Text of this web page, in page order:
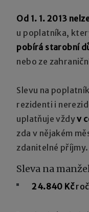
Od 1. 1. 2013
u poplatníka,
pobírá starobní
nebo ze
Slevu na
rezidenti i
uplatňuje vždyv
zda v nějakém
zdanitelné příjmy.
Sleva na
24.840 Kč